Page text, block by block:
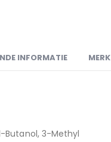
INFORMATIE MERK
Butanol, 3-Methyl